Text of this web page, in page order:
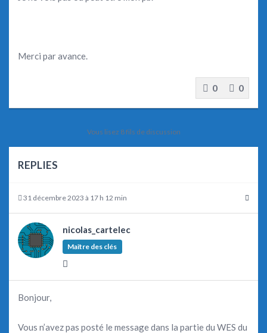
Merci par avance.
0 0
Vous lisez 8 fils de discussion
REPLIES
31 décembre 2023 à 17 h 12 min
nicolas_cartelec
Maître des clés
Bonjour,
Vous n’avez pas posté le message dans la partie du WES du